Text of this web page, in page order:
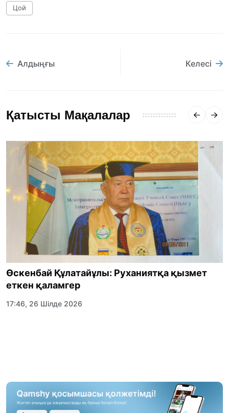
Цой
Алдыңғы Келесі
Қатысты Мақалалар
Өскенбай Құлатайұлы: Руханиятқа қызмет
еткен қаламгер
17:46, 26 Шілде 2026